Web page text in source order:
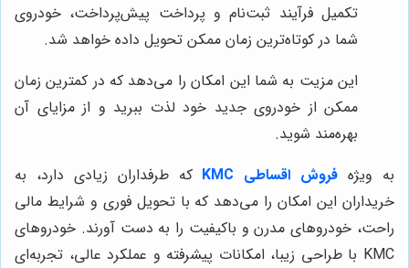
تکمیل فرآیند ثبت‌نام و پرداخت پیش‌پرداخت، خودروی
شما در کوتاه‌ترین زمان ممکن تحویل داده خواهد شد.
این مزیت به شما این امکان را می‌دهد که در کمترین زمان
ممکن از خودروی جدید خود لذت ببرید و از مزایای آن
بهره‌مند شوید.
به ویژه فروش اقساطی KMC
که طرفداران زیادی دارد، به
خریداران این امکان را می‌دهد که با تحویل فوری و شرایط مالی
راحت، خودروهای مدرن و باکیفیت را به دست آورند. خودروهای
KMC با طراحی زیبا، امکانات پیشرفته و عملکرد عالی، تجربه‌ای